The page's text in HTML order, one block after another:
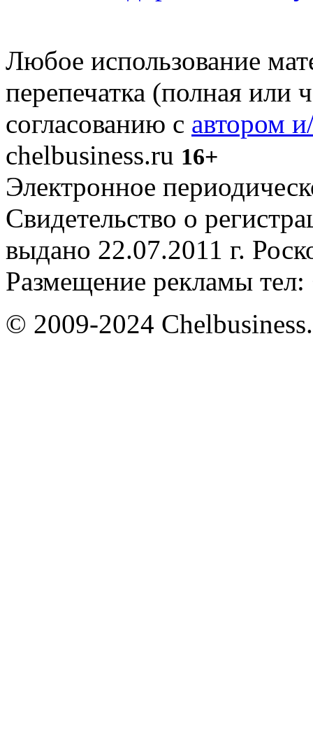
Любое использование
перепечатка (полная или
согласованию с автором
chelbusiness.ru 16+
Электронное
Свидетельство о
выдано 22.07.2011 г.
Размещение рекламы
© 2009-2024